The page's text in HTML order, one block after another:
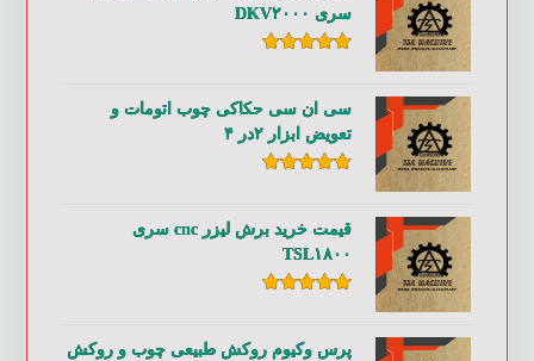
سری DKV۲۰۰۰
سی ان سی حکاکی چوب اتومات و
تعویض ابزار ۲در ۴
قیمت خرید برش لیزر cnc سری
TSL۱۸۰۰
پرس وکیوم روکش طبیعی چوب و روکش